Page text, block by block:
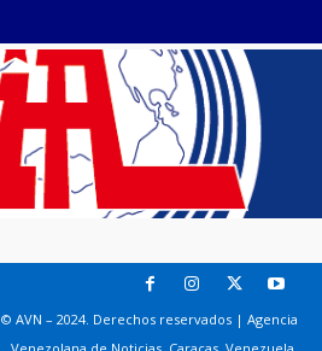
© AVN – 2024. Derechos reservados | Agencia